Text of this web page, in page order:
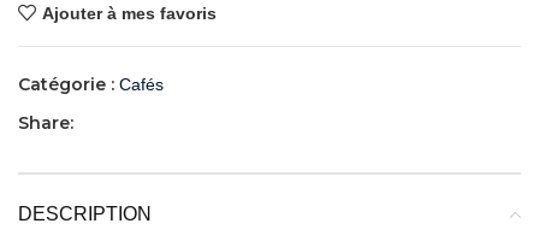
Ajouter à mes favoris
Catégorie : Cafés
Share:
DESCRIPTION